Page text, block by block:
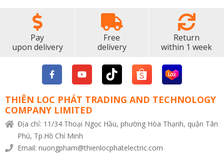
Pay
upon delivery
Free
delivery
Return
within 1 week
THIÊN LOC PHÁT TRADING AND TECHNOLOGY
COMPANY LIMITED
Địa chỉ: 11/34 Thoại Ngọc Hầu, phường Hòa Thạnh, quận Tân
Phú, Tp.Hồ Chí Minh
Email: nuongpham@thienlocphatelectric.com